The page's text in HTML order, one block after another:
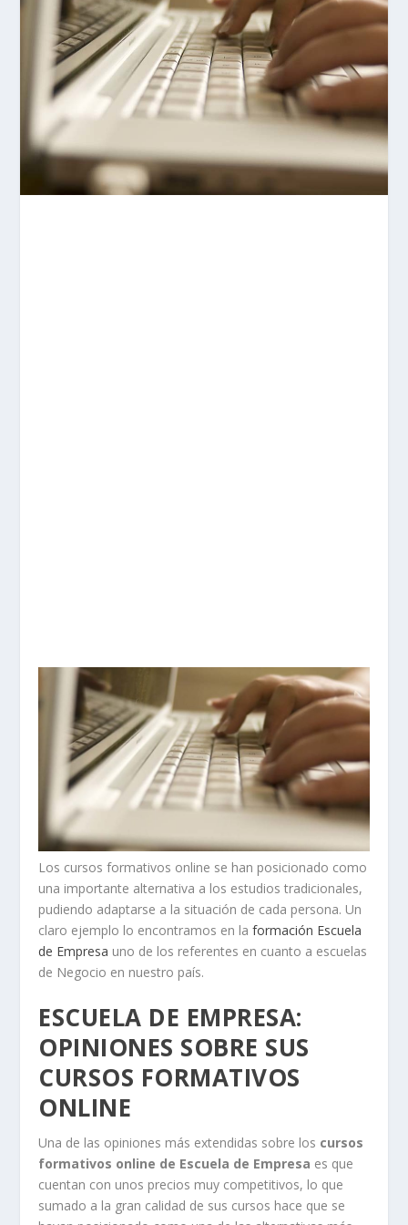
Los cursos formativos online se han posicionado como
una importante alternativa a los estudios tradicionales,
pudiendo adaptarse a la situación de cada persona. Un
claro ejemplo lo encontramos en laformación Escuela
de Empresa uno de los referentes en cuanto a escuelas
de Negocio en nuestro país.
ESCUELA DE EMPRESA:
OPINIONES SOBRE SUS
CURSOS FORMATIVOS
ONLINE
Una de las opiniones más extendidas sobre los cursos
formativos online de Escuela de Empresa es que
cuentan con unos precios muy competitivos, lo que
sumado a la gran calidad de sus cursos hace que se